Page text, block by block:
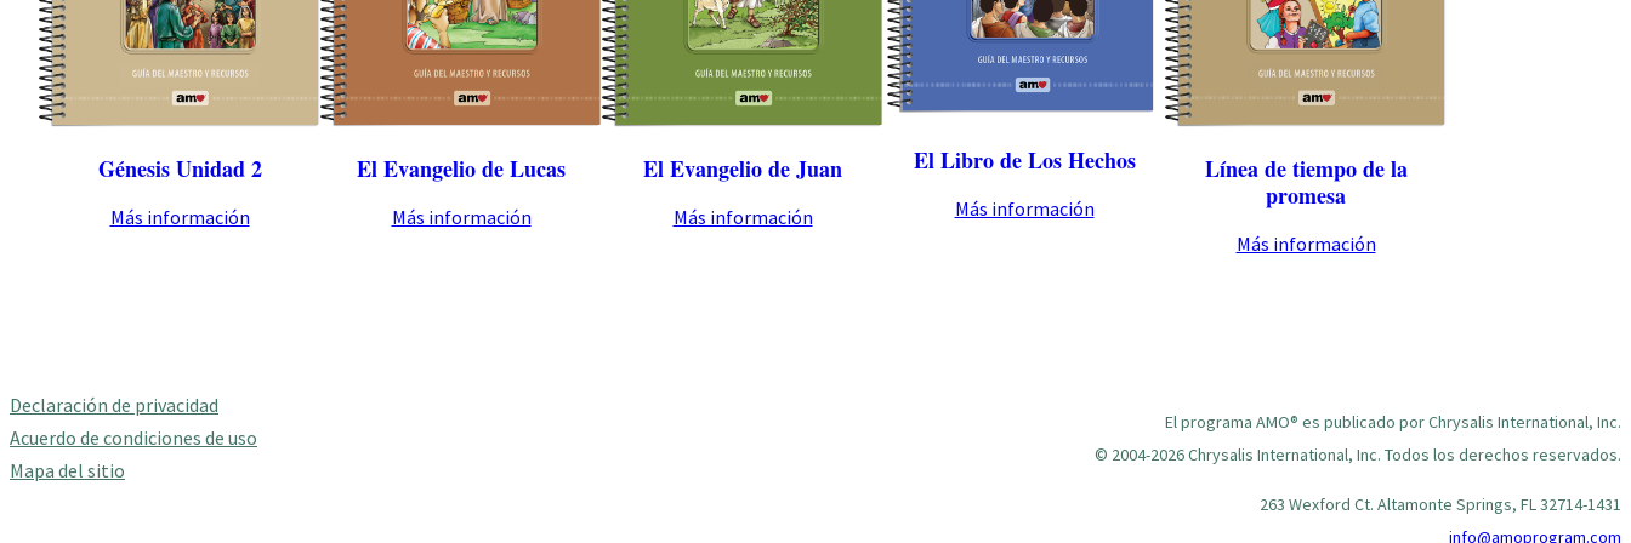
d
Génesis Unidad 2
Más información
El Evangelio de Lucas
Más información
El Evangelio de Juan
Más información
El Libro de Los Hechos
Más información
Línea de tiempo de la
promesa
Más información
Declaración de privacidad
Acuerdo de condiciones de uso
Mapa del sitio
El programa AMO® es publicado por Chrysalis International, Inc.
© 2004-2026 Chrysalis International, Inc. Todos los derechos reservados.
263 Wexford Ct. Altamonte Springs, FL 32714-1431
info@amoprogram.com